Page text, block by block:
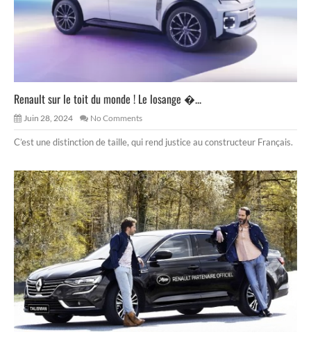
Renault sur le toit du monde ! Le losange �...
Juin 28, 2024 No Comments
C’est une distinction de taille, qui rend justice au constructeur Français.